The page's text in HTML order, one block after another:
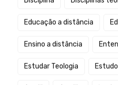
Educação a distância
Ensino a distância
Estudar Teologia